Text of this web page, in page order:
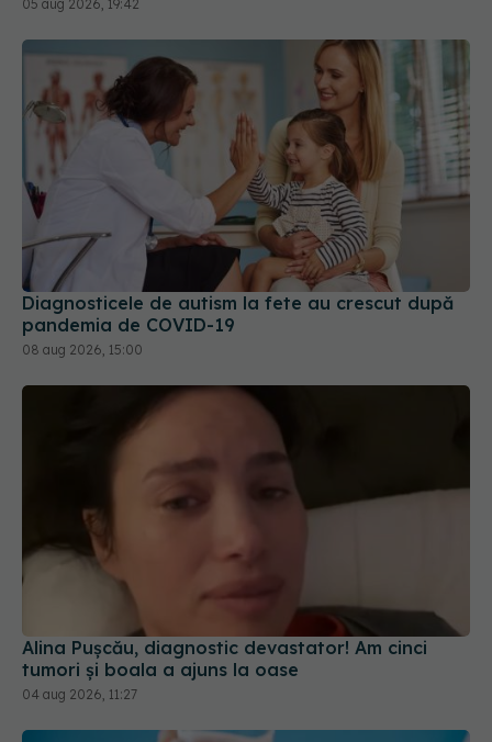
Diagnosticele de autism la fete au crescut după
pandemia de COVID-19
08 aug 2026, 15:00
Alina Pușcău, diagnostic devastator! Am cinci
tumori și boala a ajuns la oase
04 aug 2026, 11:27